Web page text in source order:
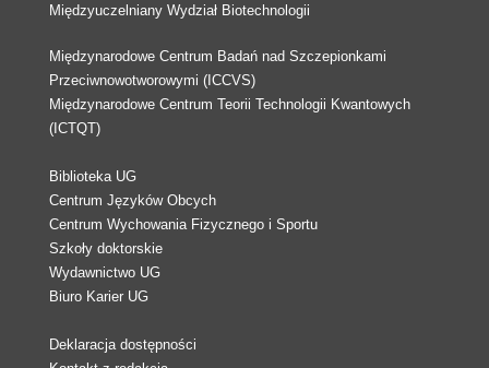
Międzyuczelniany Wydział Biotechnologii
Międzynarodowe Centrum Badań nad Szczepionkami
Przeciwnowotworowymi (ICCVS)
Międzynarodowe Centrum Teorii Technologii Kwantowych
(ICTQT)
Biblioteka UG
Centrum Języków Obcych
Centrum Wychowania Fizycznego i Sportu
Szkoły doktorskie
Wydawnictwo UG
Biuro Karier UG
Deklaracja dostępności